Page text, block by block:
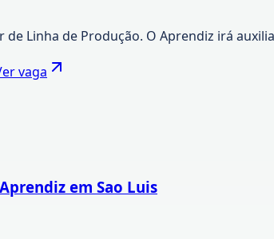
Linha de Produção. O Aprendiz irá
vaga
em Sao Luis